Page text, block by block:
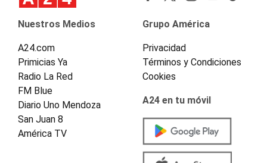
Nuestros Medios
A24.com
Primicias Ya
Radio La Red
FM Blue
Diario Uno Mendoza
San Juan 8
América TV
Grupo América
Privacidad
Términos y Condiciones
Cookies
A24 en tu móvil